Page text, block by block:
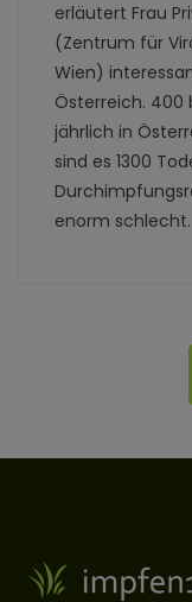
erläutert Frau
(Zentrum für
Wien)
Österreich. 400
jährlich in
sind es 1300
enorm schlecht.